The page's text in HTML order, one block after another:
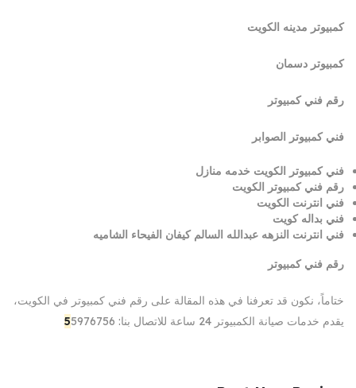
كمبيوتر مدينه الكويت
كمبيوتر دسمان
رقم فني كمبيوتر
فني كمبيوتر الصوابر
فني كمبيوتر الكويت خدمه منازل
رقم فني كمبيوتر الكويت
فني انترنت الكويت
فني بداله كويت
فني انترنت النزهه عبدالله السالم كيفان الفيحاء الشاميه
رقم فني كمبيوتر
ختاماً، نكون قد تعرفنا في هذه المقالة على رقم فني كمبيوتر في الكويت،
يقدم خدمات صيانة الكمبيوتر 24 ساعة للاتصال بنا:
55976756